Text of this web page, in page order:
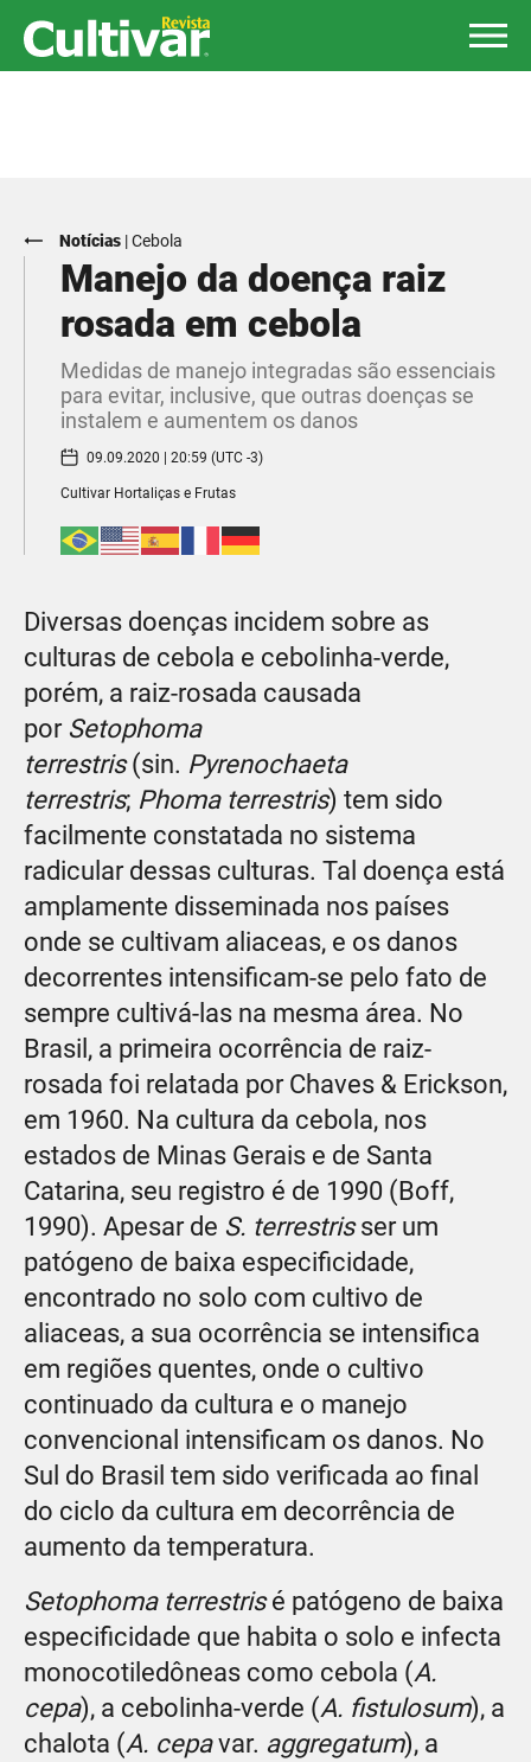
Notícias |Cebola
Manejo da doença raiz
rosada em cebola
Medidas de manejo integradas são essenciais
para evitar, inclusive, que outras doenças se
instalem e aumentem os danos
09.09.2020 | 20:59 (UTC -3)
Cultivar Hortaliças e Frutas
Diversas doenças incidem sobre as
culturas de cebola e cebolinha-verde,
porém, a raiz-rosada causada
por Setophoma
terrestris(sin. Pyrenochaeta
terrestris; Phoma terrestris) tem sido
facilmente constatada no sistema
radicular dessas culturas. Tal doença está
amplamente disseminada nos países
onde se cultivam aliaceas, e os danos
decorrentes intensificam-se pelo fato de
sempre cultivá-las na mesma área. No
Brasil, a primeira ocorrência de raiz-
rosada foi relatada por Chaves & Erickson,
em 1960. Na cultura da cebola, nos
estados de Minas Gerais e de Santa
Catarina, seu registro é de 1990 (Boff,
1990). Apesar de S. terrestrisser um
patógeno de baixa especificidade,
encontrado no solo com cultivo de
aliaceas, a sua ocorrência se intensifica
em regiões quentes, onde o cultivo
continuado da cultura e o manejo
convencional intensificam os danos. No
Sul do Brasil tem sido verificada ao final
do ciclo da cultura em decorrência de
aumento da temperatura.
Setophoma terrestrisé patógeno de baixa
especificidade que habita o solo e infecta
monocotiledôneas como cebola (A.
cepa), a cebolinha-verde (A. fistulosum), a
chalota (A. cepavar. aggregatum), a